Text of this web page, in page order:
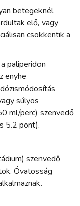
betegeknél,
elő, vagy
csökkentik a
paliperidon
enyhe
súlyos
ml/perc) szenvedő
5.2 pont).
szenvedő
Óvatosság